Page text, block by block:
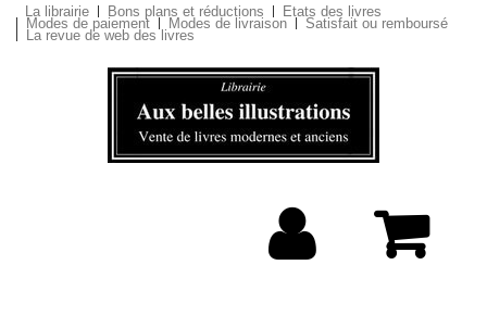
La librairie Bons plans et réductions Etats des livres
Modes de paiement Modes de livraison Satisfait ou remboursé
La revue de web des livres